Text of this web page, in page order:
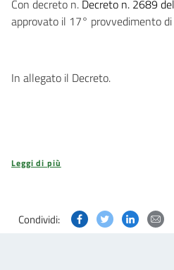
Con decreto n. Decreto n. 2689
approvato il 17° provvedimento
In allegato il Decreto.
Leggi di più
Condividi: Condividi questa
Condividi